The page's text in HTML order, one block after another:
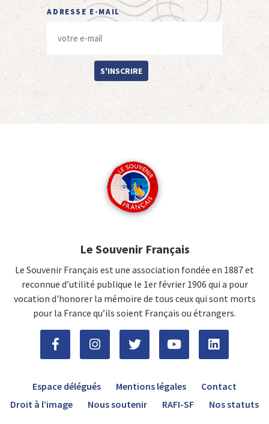
ADRESSE E-MAIL
S'INSCRIRE
Le Souvenir Français
Le Souvenir Français est une association fondée en 1887 et
reconnue d’utilité publique le 1er février 1906 qui a pour
vocation d'honorer la mémoire de tous ceux qui sont morts
pour la France qu’ils soient Français ou étrangers.
Espace délégués Mentions légales
Contact
Droit à l’image
Nous soutenir RAFI-SF Nos statuts